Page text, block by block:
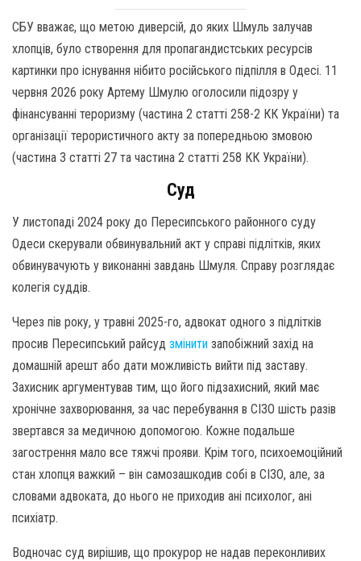
СБУ вважає, що метою диверсій, до яких Шмуль залучав
хлопців, було створення для пропагандистських ресурсів
картинки про існування нібито російського підпілля в Одесі. 11
червня 2026 року Артему Шмулю оголосили підозру у
фінансуванні тероризму (частина 2 статті 258-2 КК України) та
організації терористичного акту за попередньою змовою
(частина 3 статті 27 та частина 2 статті 258 КК України).
Суд
У листопаді 2024 року до Пересипського районного суду
Одеси скерували обвинувальний акт у справі підлітків, яких
обвинувачують у виконанні завдань Шмуля. Справу розглядає
колегія суддів.
Через пів року, у травні 2025-го, адвокат одного з підлітків
просив Пересипський райсуд змінити запобіжний захід на
домашній арешт або дати можливість вийти під заставу.
Захисник аргументував тим, що його підзахисний, який має
хронічне захворювання, за час перебування в СІЗО шість разів
звертався за медичною допомогою. Кожне подальше
загострення мало все тяжчі прояви. Крім того, психоемоційний
стан хлопця важкий – він самозашкодив собі в СІЗО, але, за
словами адвоката, до нього не приходив ані психолог, ані
психіатр.
Водночас суд вирішив, що прокурор не надав переконливих